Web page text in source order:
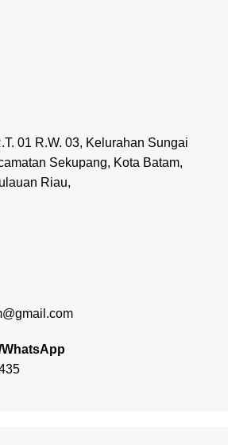
01 R.W. 03, Kelurahan Sungai
Sekupang, Kota Batam,
Riau,
WhatsApp